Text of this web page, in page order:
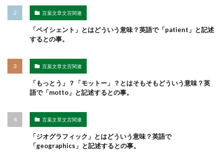
言葉文章文言関連
「ペイシェント」とはどういう意味？英語で「patient」と記述
するとの事。
言葉文章文言関連
「もっとう」？「モットー」？とはそもそもどういう意味？英
語で「motto」と記述するとの事。
言葉文章文言関連
「ジオグラフィック」とはどういう意味？英語で
「geographics」と記述するとの事。